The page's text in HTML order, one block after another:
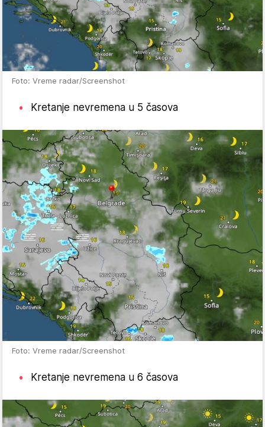
Foto: Vreme radar/Screenshot
Kretanje nevremena u 5 časova
Foto: Vreme radar/Screenshot
Kretanje nevremena u 6 časova